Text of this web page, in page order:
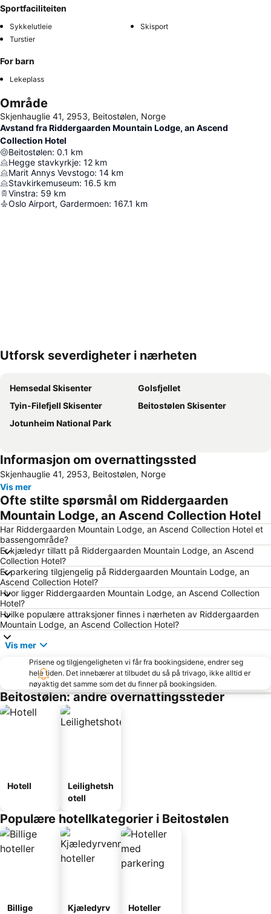
Sportfaciliteiten
Sykkelutleie
Skisport
Turstier
For barn
Lekeplass
Område
Skjenhauglie 41, 2953, Beitostølen, Norge
Avstand fra Riddergaarden Mountain Lodge, an Ascend
Collection Hotel
Beitostølen: 0.1 km
Hegge stavkyrkje: 12 km
Marit Annys Vevstogo: 14 km
Stavkirkemuseum: 16.5 km
Vinstra: 59 km
Oslo Airport, Gardermoen: 167.1 km
Utforsk severdigheter i nærheten
Hemsedal Skisenter
Golsfjellet
Tyin-Filefjell Skisenter
Beitostølen Skisenter
Jotunheim National Park
Informasjon om overnattingssted
Skjenhauglie 41, 2953, Beitostølen, Norge
Vis mer
Ofte stilte spørsmål om Riddergaarden
Mountain Lodge, an Ascend Collection Hotel
Har Riddergaarden Mountain Lodge, an Ascend Collection Hotel et
bassengområde?
Er kjæledyr tillatt på Riddergaarden Mountain Lodge, an Ascend
Collection Hotel?
Er parkering tilgjengelig på Riddergaarden Mountain Lodge, an
Ascend Collection Hotel?
Hvor ligger Riddergaarden Mountain Lodge, an Ascend Collection
Hotel?
Hvilke populære attraksjoner finnes i nærheten av Riddergaarden
Mountain Lodge, an Ascend Collection Hotel?
Vis mer
Prisene og tilgjengeligheten vi får fra bookingsidene, endrer seg
hele tiden. Det innebærer at tilbudet du så på trivago, ikke alltid er
nøyaktig det samme som det du finner på bookingsiden.
Beitostølen: andre overnattingssteder
Hotell
Leilighetsh
otell
Populære hotellkategorier i Beitostølen
Billige
Kjæledyrv
Hoteller